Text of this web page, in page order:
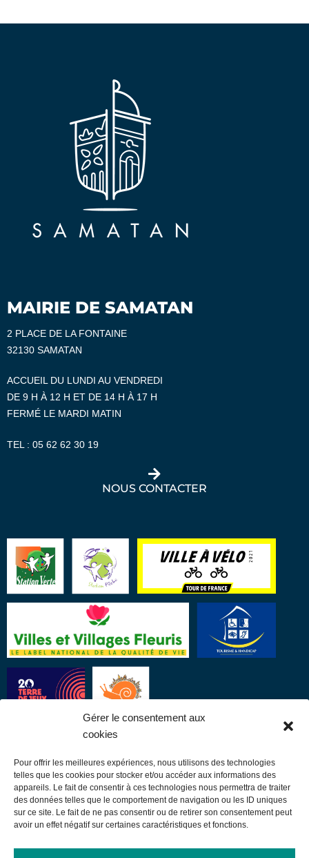
Gérer le consentement aux
cookies
Pour offrir les meilleures expériences, nous utilisons des technologies
telles que les cookies pour stocker et/ou accéder aux informations des
appareils. Le fait de consentir à ces technologies nous permettra de traiter
des données telles que le comportement de navigation ou les ID uniques
sur ce site. Le fait de ne pas consentir ou de retirer son consentement peut
avoir un effet négatif sur certaines caractéristiques et fonctions.
MAIRIE DE SAMATAN
2 PLACE DE LA FONTAINE
32130 SAMATAN
ACCUEIL DU LUNDI AU VENDREDI
DE 9 H À 12 H ET DE 14 H À 17 H
FERMÉ LE MARDI MATIN
TEL : 05 62 62 30 19
NOUS CONTACTER
LIENS UTILES
Communauté de communes